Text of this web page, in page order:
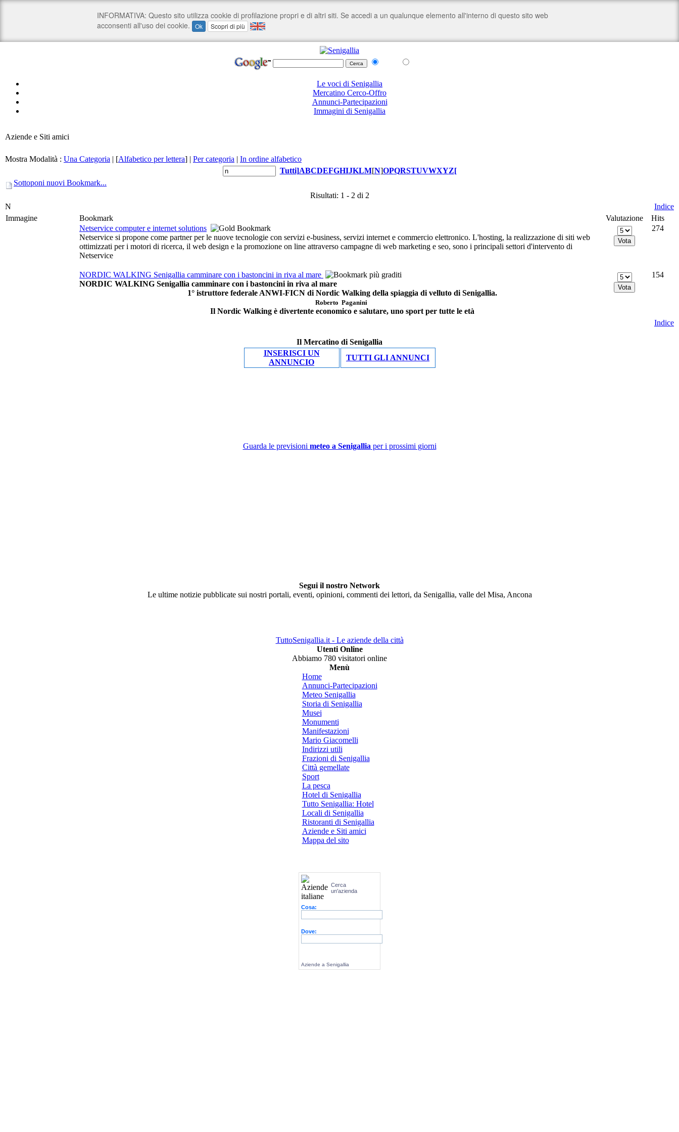
Le voci di Senigallia
Mercatino Cerco-Offro
Annunci-Partecipazioni
Immagini di Senigallia
Aziende e Siti amici
Mostra Modalità : Una Categoria | [Alfabetico per lettera] | Per categoria | In ordine alfabetico
Tutti]ABCDEFGHIJKLM[N]OPQRSTUVWXYZ[
Sottoponi nuovi Bookmark...
Risultati: 1 - 2 di 2
N
Indice
Immagine
Bookmark Valutazione
Hits
Netservice computer e internet solutions
Netservice si propone come partner per le nuove tecnologie con servizi e-business, servizi internet e commercio elettronico. L'hosting, la realizzazione di siti web
ottimizzati per i motori di ricerca, il web design e la promozione on line attraverso campagne di web marketing e seo, sono i principali settori d'intervento di
Netservice
274
NORDIC WALKING Senigallia camminare con i bastoncini in riva al mare
NORDIC WALKING Senigallia camminare con i bastoncini in riva al mare
1° istruttore federale ANWI-FICN di Nordic Walking della spiaggia di velluto di Senigallia.
Roberto Paganini
Il Nordic Walking è divertente economico e salutare, uno sport per tutte le età
154
Indice
Il Mercatino di Senigallia
INSERISCI UN
ANNUNCIO
TUTTI GLI ANNUNCI
Guarda le previsioni meteo a Senigallia per i prossimi giorni
Segui il nostro Network
Le ultime notizie pubblicate sui nostri portali, eventi, opinioni, commenti dei lettori, da Senigallia, valle del Misa, Ancona
TuttoSenigallia.it - Le aziende della città
Utenti Online
Abbiamo 780 visitatori online
Menù
Home
Annunci-Partecipazioni
Meteo Senigallia
Storia di Senigallia
Musei
Monumenti
Manifestazioni
Mario Giacomelli
Indirizzi utili
Frazioni di Senigallia
Città gemellate
Sport
La pesca
Hotel di Senigallia
Tutto Senigallia: Hotel
Locali di Senigallia
Ristoranti di Senigallia
Aziende e Siti amici
Mappa del sito
Cerca
un'azienda
Cosa:
Dove:
Aziende a Senigallia